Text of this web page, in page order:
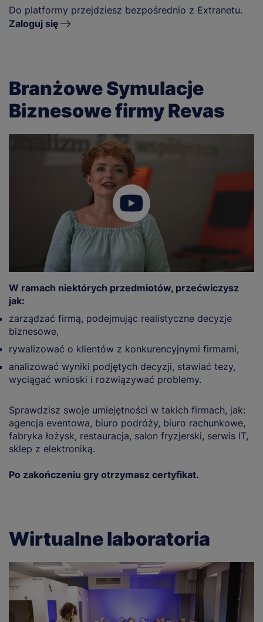
Do platformy przejdziesz bezpośrednio z Extranetu.
Zaloguj się
Branżowe Symulacje
Biznesowe firmy Revas
W ramach niektórych przedmiotów, przećwiczysz
jak:
zarządzać firmą, podejmując realistyczne decyzje
biznesowe,
rywalizować o klientów z konkurencyjnymi firmami,
analizować wyniki podjętych decyzji, stawiać tezy,
wyciągać wnioski i rozwiązywać problemy.
Sprawdzisz swoje umiejętności w takich firmach, jak:
agencja eventowa, biuro podróży, biuro rachunkowe,
fabryka łożysk, restauracja, salon fryzjerski, serwis IT,
sklep z elektroniką.
Po zakończeniu gry otrzymasz certyfikat.
Wirtualne laboratoria